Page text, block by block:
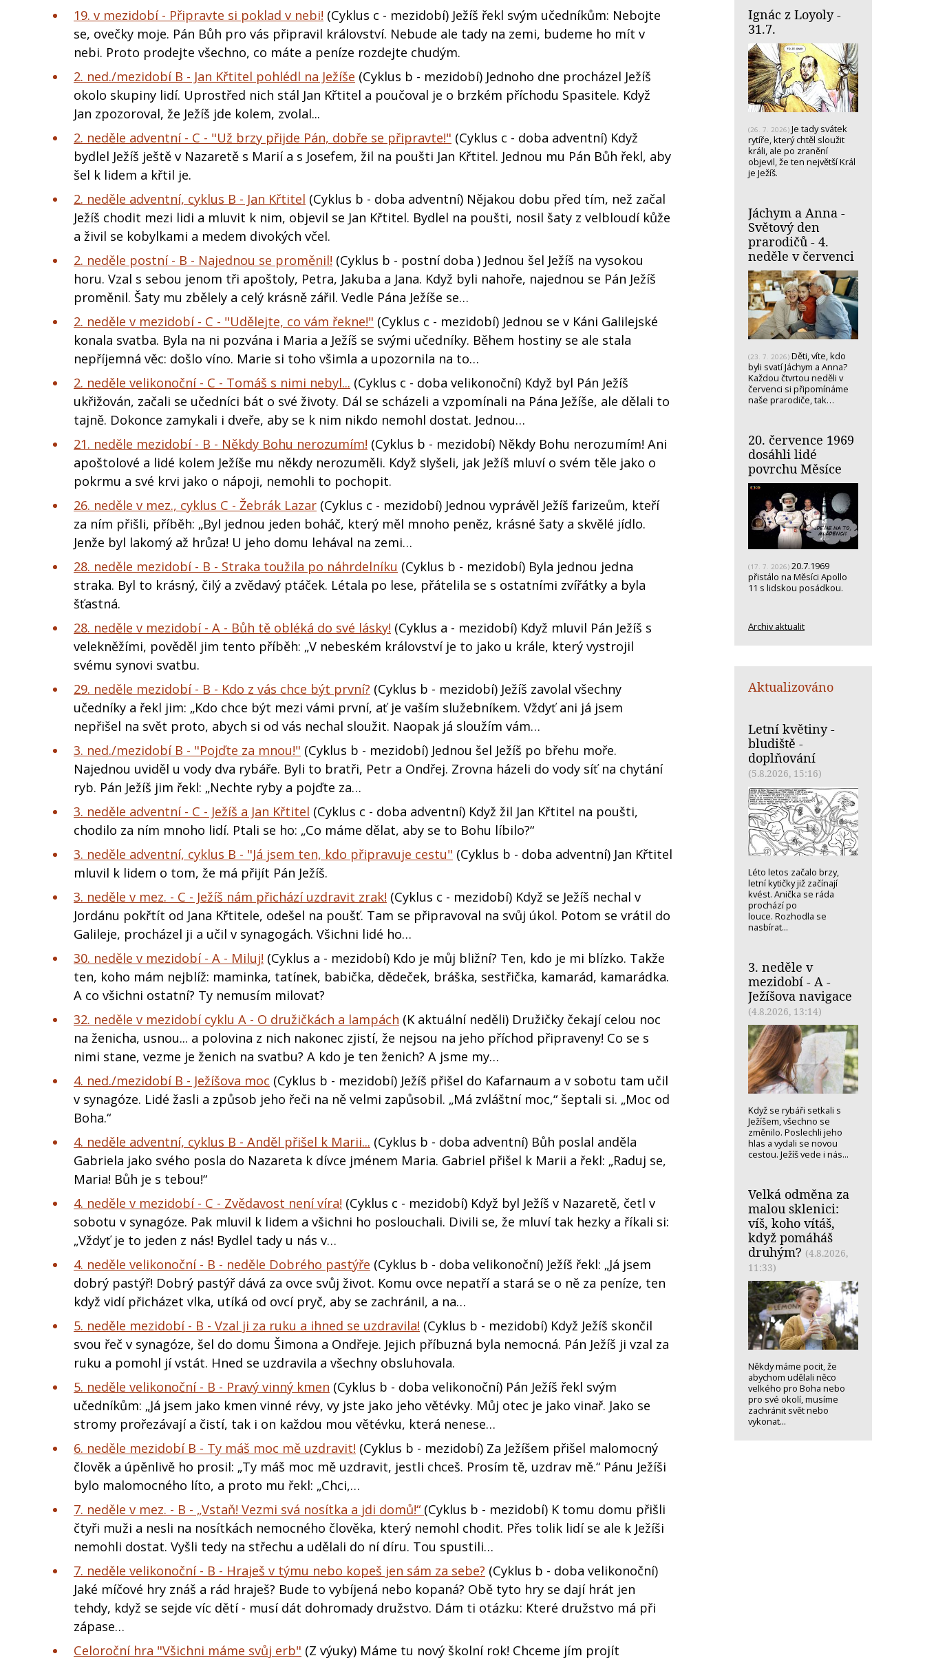
19. v mezidobí - Připravte si poklad v nebi! (Cyklus c - mezidobí) Ježíš řekl svým učedníkům: Nebojte
se, ovečky moje. Pán Bůh pro vás připravil království. Nebude ale tady na zemi, budeme ho mít v
nebi. Proto prodejte všechno, co máte a peníze rozdejte chudým.
2. ned./mezidobí B - Jan Křtitel pohlédl na Ježíše (Cyklus b - mezidobí) Jednoho dne procházel Ježíš
okolo skupiny lidí. Uprostřed nich stál Jan Křtitel a poučoval je o brzkém příchodu Spasitele. Když
Jan zpozoroval, že Ježíš jde kolem, zvolal...
2. neděle adventní - C - "Už brzy přijde Pán, dobře se připravte!" (Cyklus c - doba adventní) Když
bydlel Ježíš ještě v Nazaretě s Marií a s Josefem, žil na poušti Jan Křtitel. Jednou mu Pán Bůh řekl, aby
šel k lidem a křtil je.
2. neděle adventní, cyklus B - Jan Křtitel (Cyklus b - doba adventní) Nějakou dobu před tím, než začal
Ježíš chodit mezi lidi a mluvit k nim, objevil se Jan Křtitel. Bydlel na poušti, nosil šaty z velbloudí kůže
a živil se kobylkami a medem divokých včel.
2. neděle postní - B - Najednou se proměnil! (Cyklus b - postní doba ) Jednou šel Ježíš na vysokou
horu. Vzal s sebou jenom tři apoštoly, Petra, Jakuba a Jana. Když byli nahoře, najednou se Pán Ježíš
proměnil. Šaty mu zbělely a celý krásně zářil. Vedle Pána Ježíše se…
2. neděle v mezidobí - C - "Udělejte, co vám řekne!" (Cyklus c - mezidobí) Jednou se v Káni Galilejské
konala svatba. Byla na ni pozvána i Maria a Ježíš se svými učedníky. Během hostiny se ale stala
nepříjemná věc: došlo víno. Marie si toho všimla a upozornila na to…
2. neděle velikonoční - C - Tomáš s nimi nebyl... (Cyklus c - doba velikonoční) Když byl Pán Ježíš
ukřižován, začali se učedníci bát o své životy. Dál se scházeli a vzpomínali na Pána Ježíše, ale dělali to
tajně. Dokonce zamykali i dveře, aby se k nim nikdo nemohl dostat. Jednou…
21. neděle mezidobí - B - Někdy Bohu nerozumím! (Cyklus b - mezidobí) Někdy Bohu nerozumím! Ani
apoštolové a lidé kolem Ježíše mu někdy nerozuměli. Když slyšeli, jak Ježíš mluví o svém těle jako o
pokrmu a své krvi jako o nápoji, nemohli to pochopit.
26. neděle v mez., cyklus C - Žebrák Lazar (Cyklus c - mezidobí) Jednou vyprávěl Ježíš farizeům, kteří
za ním přišli, příběh: „Byl jednou jeden boháč, který měl mnoho peněz, krásné šaty a skvělé jídlo.
Jenže byl lakomý až hrůza! U jeho domu lehával na zemi…
28. neděle mezidobí - B - Straka toužila po náhrdelníku (Cyklus b - mezidobí) Byla jednou jedna
straka. Byl to krásný, čilý a zvědavý ptáček. Létala po lese, přátelila se s ostatními zvířátky a byla
šťastná.
28. neděle v mezidobí - A - Bůh tě obléká do své lásky! (Cyklus a - mezidobí) Když mluvil Pán Ježíš s
velekněžími, pověděl jim tento příběh: „V nebeském království je to jako u krále, který vystrojil
svému synovi svatbu.
29. neděle mezidobí - B - Kdo z vás chce být první? (Cyklus b - mezidobí) Ježíš zavolal všechny
učedníky a řekl jim: „Kdo chce být mezi vámi první, ať je vaším služebníkem. Vždyť ani já jsem
nepřišel na svět proto, abych si od vás nechal sloužit. Naopak já sloužím vám…
3. ned./mezidobí B - "Pojďte za mnou!" (Cyklus b - mezidobí) Jednou šel Ježíš po břehu moře.
Najednou uviděl u vody dva rybáře. Byli to bratři, Petr a Ondřej. Zrovna házeli do vody síť na chytání
ryb. Pán Ježíš jim řekl: „Nechte ryby a pojďte za…
3. neděle adventní - C - Ježíš a Jan Křtitel (Cyklus c - doba adventní) Když žil Jan Křtitel na poušti,
chodilo za ním mnoho lidí. Ptali se ho: „Co máme dělat, aby se to Bohu líbilo?“
3. neděle adventní, cyklus B - "Já jsem ten, kdo připravuje cestu" (Cyklus b - doba adventní) Jan Křtitel
mluvil k lidem o tom, že má přijít Pán Ježíš.
3. neděle v mez. - C - Ježíš nám přichází uzdravit zrak! (Cyklus c - mezidobí) Když se Ježíš nechal v
Jordánu pokřtít od Jana Křtitele, odešel na poušť. Tam se připravoval na svůj úkol. Potom se vrátil do
Galileje, procházel ji a učil v synagogách. Všichni lidé ho…
30. neděle v mezidobí - A - Miluj! (Cyklus a - mezidobí) Kdo je můj bližní? Ten, kdo je mi blízko. Takže
ten, koho mám nejblíž: maminka, tatínek, babička, dědeček, bráška, sestřička, kamarád, kamarádka.
A co všichni ostatní? Ty nemusím milovat?
32. neděle v mezidobí cyklu A - O družičkách a lampách (K aktuální neděli) Družičky čekají celou noc
na ženicha, usnou... a polovina z nich nakonec zjistí, že nejsou na jeho příchod připraveny! Co se s
nimi stane, vezme je ženich na svatbu? A kdo je ten ženich? A jsme my…
4. ned./mezidobí B - Ježíšova moc (Cyklus b - mezidobí) Ježíš přišel do Kafarnaum a v sobotu tam učil
v synagóze. Lidé žasli a způsob jeho řeči na ně velmi zapůsobil. „Má zvláštní moc,“ šeptali si. „Moc od
Boha.“
4. neděle adventní, cyklus B - Anděl přišel k Marii... (Cyklus b - doba adventní) Bůh poslal anděla
Gabriela jako svého posla do Nazareta k dívce jménem Maria. Gabriel přišel k Marii a řekl: „Raduj se,
Maria! Bůh je s tebou!“
4. neděle v mezidobí - C - Zvědavost není víra! (Cyklus c - mezidobí) Když byl Ježíš v Nazaretě, četl v
sobotu v synagóze. Pak mluvil k lidem a všichni ho poslouchali. Divili se, že mluví tak hezky a říkali si:
„Vždyť je to jeden z nás! Bydlel tady u nás v…
4. neděle velikonoční - B - neděle Dobrého pastýře (Cyklus b - doba velikonoční) Ježíš řekl: „Já jsem
dobrý pastýř! Dobrý pastýř dává za ovce svůj život. Komu ovce nepatří a stará se o ně za peníze, ten
když vidí přicházet vlka, utíká od ovcí pryč, aby se zachránil, a na…
5. neděle mezidobí - B - Vzal ji za ruku a ihned se uzdravila! (Cyklus b - mezidobí) Když Ježíš skončil
svou řeč v synagóze, šel do domu Šimona a Ondřeje. Jejich příbuzná byla nemocná. Pán Ježíš ji vzal za
ruku a pomohl jí vstát. Hned se uzdravila a všechny obsluhovala.
5. neděle velikonoční - B - Pravý vinný kmen (Cyklus b - doba velikonoční) Pán Ježíš řekl svým
učedníkům: „Já jsem jako kmen vinné révy, vy jste jako jeho větévky. Můj otec je jako vinař. Jako se
stromy prořezávají a čistí, tak i on každou mou větévku, která nenese…
6. neděle mezidobí B - Ty máš moc mě uzdravit! (Cyklus b - mezidobí) Za Ježíšem přišel malomocný
člověk a úpěnlivě ho prosil: „Ty máš moc mě uzdravit, jestli chceš. Prosím tě, uzdrav mě.“ Pánu Ježíši
bylo malomocného líto, a proto mu řekl: „Chci,…
7. neděle v mez. - B - „Vstaň! Vezmi svá nosítka a jdi domů!“ (Cyklus b - mezidobí) K tomu domu přišli
čtyři muži a nesli na nosítkách nemocného člověka, který nemohl chodit. Přes tolik lidí se ale k Ježíši
nemohli dostat. Vyšli tedy na střechu a udělali do ní díru. Tou spustili…
7. neděle velikonoční - B - Hraješ v týmu nebo kopeš jen sám za sebe? (Cyklus b - doba velikonoční)
Jaké míčové hry znáš a rád hraješ? Bude to vybíjená nebo kopaná? Obě tyto hry se dají hrát jen
tehdy, když se sejde víc dětí - musí dát dohromady družstvo. Dám ti otázku: Které družstvo má při
zápase…
Celoroční hra "Všichni máme svůj erb" (Z výuky) Máme tu nový školní rok! Chceme jím projít
Ignác z Loyoly -
31.7.
(26. 7. 2026) Je tady svátek
rytíře, který chtěl sloužit
králi, ale po zranění
objevil, že ten největší Král
je Ježíš.
Jáchym a Anna -
Světový den
prarodičů - 4.
neděle v červenci
(23. 7. 2026) Děti, víte, kdo
byli svatí Jáchym a Anna?
Každou čtvrtou neděli v
červenci si připomínáme
naše prarodiče, tak…
20. července 1969
dosáhli lidé
povrchu Měsíce
(17. 7. 2026) 20.7.1969
přistálo na Měsíci Apollo
11 s lidskou posádkou.
Archiv aktualit
Aktualizováno
Letní květiny -
bludiště -
doplňování
(5.8.2026, 15:16)
Léto letos začalo brzy,
letní kytičky již začínají
kvést. Anička se ráda
prochází po
louce. Rozhodla se
nasbírat...
3. neděle v
mezidobí - A -
Ježíšova navigace
(4.8.2026, 13:14)
Když se rybáři setkali s
Ježíšem, všechno se
změnilo. Poslechli jeho
hlas a vydali se novou
cestou. Ježíš vede i nás...
Velká odměna za
malou sklenici:
víš, koho vítáš,
když pomáháš
druhým? (4.8.2026,
11:33)
Někdy máme pocit, že
abychom udělali něco
velkého pro Boha nebo
pro své okolí, musíme
zachránit svět nebo
vykonat...